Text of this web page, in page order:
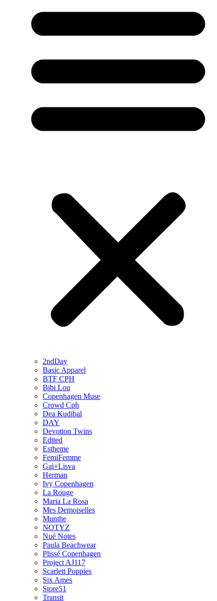
2ndDay
Basic Apparel
BTF CPH
Bibi Lou
Copenhagen Muse
Crowd Cph
Dea Kudibal
DAY
Devotion Twins
Edited
Estheme
FemiFemme
Gai+Lisva
Herman
Ivy Copenhagen
La Rouge
Maria La Rosa
Mes Demoiselles
Munthe
NOTYZ
Nué Notes
Paula Beachwear
Plissé Copenhagen
Project AJ117
Scarlett Poppies
Six Ames
Store51
Transit